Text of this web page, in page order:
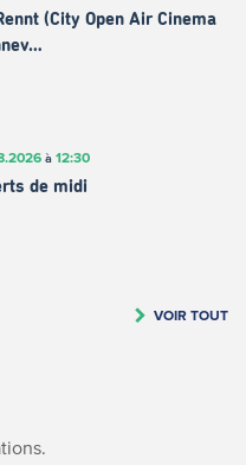
(City Open Air Cinema
à 12:30
de midi
VOIR TOUT